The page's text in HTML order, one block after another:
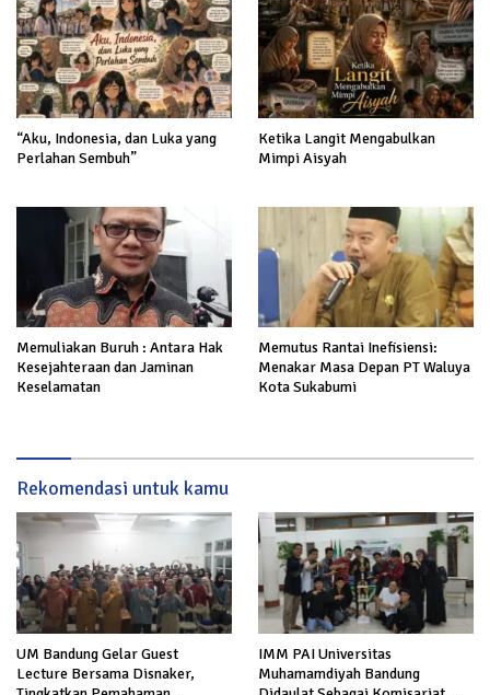
“Aku, Indonesia, dan Luka yang
Perlahan Sembuh”
Ketika Langit Mengabulkan
Mimpi Aisyah
Memuliakan Buruh : Antara Hak
Kesejahteraan dan Jaminan
Keselamatan
Memutus Rantai Inefisiensi:
Menakar Masa Depan PT Waluya
Kota Sukabumi
Rekomendasi untuk kamu
UM Bandung Gelar Guest
Lecture Bersama Disnaker,
IMM PAI Universitas
Muhamamdiyah Bandung